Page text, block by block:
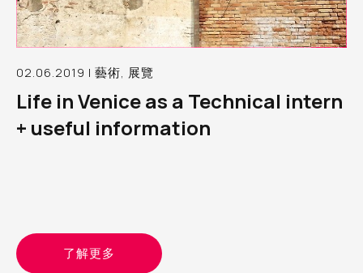
02.06.2019 | 藝術, 展覽
Life in Venice as a Technical intern
+ useful information
了解更多